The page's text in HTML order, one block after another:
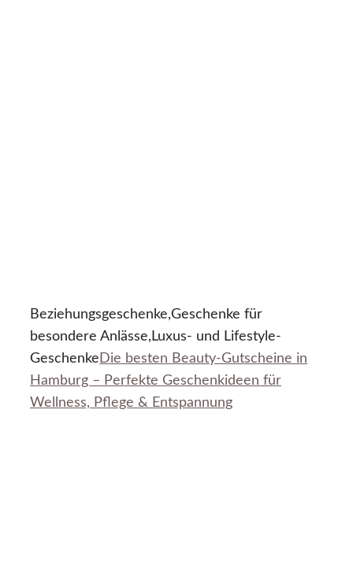
Beziehungsgeschenke,Geschenke für
besondere Anlässe,Luxus- und Lifestyle-
Geschenke Die besten Beauty-Gutscheine in
Hamburg – Perfekte Geschenkideen für
Wellness, Pflege & Entspannung